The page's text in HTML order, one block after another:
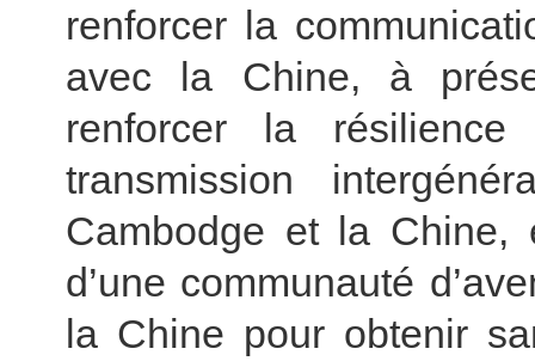
renforcer la
avec la Chine, à
renforcer la résilience
transmission
Cambodge et la Chine,
d’une communauté
la Chine pour obtenir